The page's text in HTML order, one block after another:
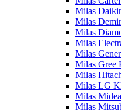
Milas
Milas
Milas
Milas
Milas
Milas Gree
Milas
Milas LG
Milas
Milas